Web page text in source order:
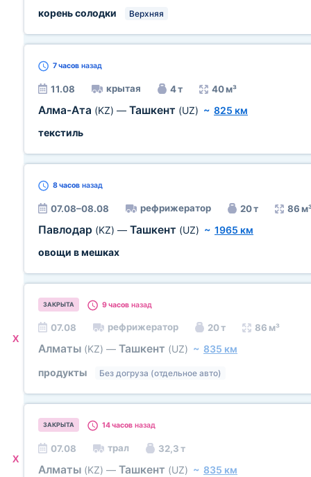
корень солодки
Верхняя
7 часов назад
11.08 крытая 4 т 40 м³
Алма-Ата (KZ) — Ташкент (UZ) ~ 825 км
текстиль
8 часов назад
07.08–08.08 рефрижератор 20 т 86
Павлодар (KZ) — Ташкент (UZ) ~ 1965 км
овощи в мешках
X
ЗАКРЫТА 9 часов назад
07.08 рефрижератор 20 т 86 м³
Алматы (KZ) — Ташкент (UZ) ~ 835 км
продукты
Без догруза (отдельное авто)
X
ЗАКРЫТА 14 часов назад
07.08 трал 32,3 т
Алматы (KZ) — Ташкент (UZ) ~ 835 км